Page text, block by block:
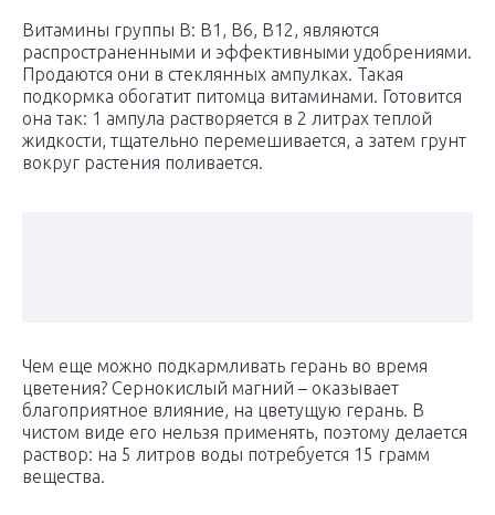
Витамины группы B: B1, B6, B12, являются
распространенными и эффективными удобрениями.
Продаются они в стеклянных ампулках. Такая
подкормка обогатит питомца витаминами. Готовится
она так: 1 ампула растворяется в 2 литрах теплой
жидкости, тщательно перемешивается, а затем грунт
вокруг растения поливается.
Чем еще можно подкармливать герань во время
цветения? Сернокислый магний – оказывает
благоприятное влияние, на цветущую герань. В
чистом виде его нельзя применять, поэтому делается
раствор: на 5 литров воды потребуется 15 грамм
вещества.